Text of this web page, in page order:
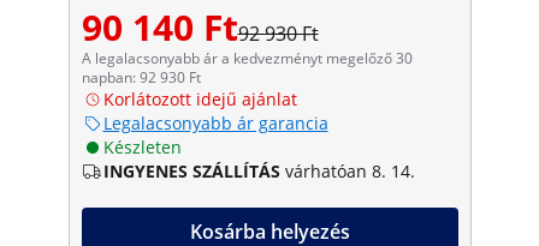
90 140 Ft92 930 Ft
A legalacsonyabb ár a kedvezményt megelőző 30
napban: 92 930 Ft
Korlátozott idejű ajánlat
Legalacsonyabb ár garancia
Készleten
INGYENES SZÁLLÍTÁS várhatóan 8. 14.
Kosárba helyezés